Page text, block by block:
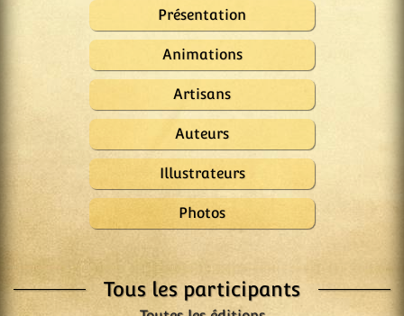
Présentation
Animations
Artisans
Auteurs
Illustrateurs
Photos
Tous les participants